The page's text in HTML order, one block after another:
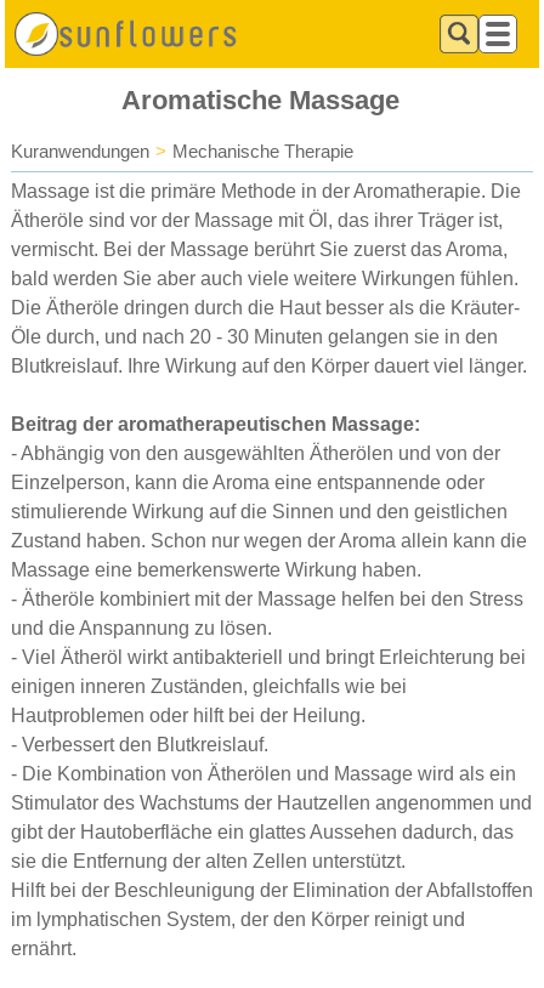
Aromatische Massage
Kuranwendungen > Mechanische Therapie
Massage ist die primäre Methode in der Aromatherapie. Die
Ätheröle sind vor der Massage mit Öl, das ihrer Träger ist,
vermischt. Bei der Massage berührt Sie zuerst das Aroma,
bald werden Sie aber auch viele weitere Wirkungen fühlen.
Die Ätheröle dringen durch die Haut besser als die Kräuter-
Öle durch, und nach 20 - 30 Minuten gelangen sie in den
Blutkreislauf. Ihre Wirkung auf den Körper dauert viel länger.
Beitrag der aromatherapeutischen Massage:
- Abhängig von den ausgewählten Ätherölen und von der
Einzelperson, kann die Aroma eine entspannende oder
stimulierende Wirkung auf die Sinnen und den geistlichen
Zustand haben. Schon nur wegen der Aroma allein kann die
Massage eine bemerkenswerte Wirkung haben.
- Ätheröle kombiniert mit der Massage helfen bei den Stress
und die Anspannung zu lösen.
- Viel Ätheröl wirkt antibakteriell und bringt Erleichterung bei
einigen inneren Zuständen, gleichfalls wie bei
Hautproblemen oder hilft bei der Heilung.
- Verbessert den Blutkreislauf.
- Die Kombination von Ätherölen und Massage wird als ein
Stimulator des Wachstums der Hautzellen angenommen und
gibt der Hautoberfläche ein glattes Aussehen dadurch, das
sie die Entfernung der alten Zellen unterstützt.
Hilft bei der Beschleunigung der Elimination der Abfallstoffen
im lymphatischen System, der den Körper reinigt und
ernährt.